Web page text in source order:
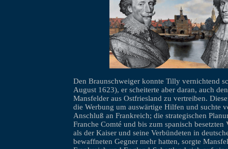
Den Braunschweiger konnte Tilly vernichtend
August 1623), er scheiterte aber daran, auch
Mansfelder aus Ostfriesland zu vertreiben.
die Werbung um auswärtige Hilfen und suchte
Anschluß an Frankreich; die strategischen
Franche Comté und bis zum spanisch
als der Kaiser und seine Verbündeten in
bewaffneten Gegner mehr hatten, sorgte